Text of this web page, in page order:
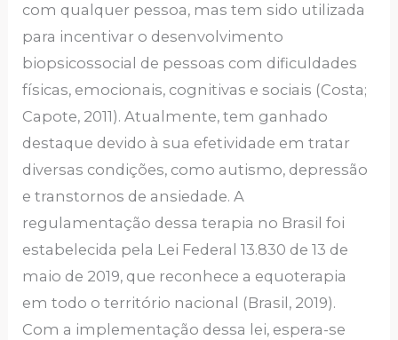
com qualquer pessoa, mas tem sido utilizada
para incentivar o desenvolvimento
biopsicossocial de pessoas com dificuldades
físicas, emocionais, cognitivas e sociais (Costa;
Capote, 2011). Atualmente, tem ganhado
destaque devido à sua efetividade em tratar
diversas condições, como autismo, depressão
e transtornos de ansiedade. A
regulamentação dessa terapia no Brasil foi
estabelecida pela Lei Federal 13.830 de 13 de
maio de 2019, que reconhece a equoterapia
em todo o território nacional (Brasil, 2019).
Com a implementação dessa lei, espera-se